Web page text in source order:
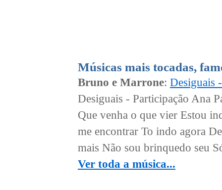
Músicas mais tocadas,
Bruno e Marrone: Desiguais
Desiguais - Participação Ana
Que venha o que vier Estou
me encontrar To indo agora
mais Não sou brinquedo seu
Ver toda a música...